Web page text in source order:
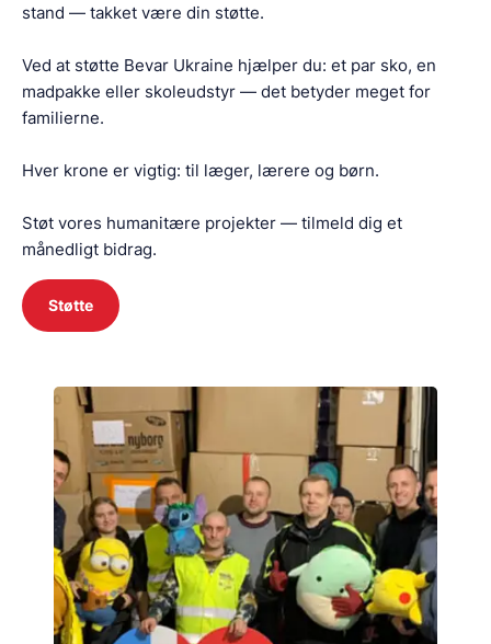
stand — takket være din støtte.
Ved at støtte Bevar Ukraine hjælper du: et par sko, en
madpakke eller skoleudstyr — det betyder meget for
familierne.
Hver krone er vigtig: til læger, lærere og børn.
Støt vores humanitære projekter — tilmeld dig et
månedligt bidrag.
Støtte